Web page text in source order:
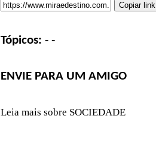
Copiar link
Tópicos: - -
ENVIE PARA UM AMIGO
Leia mais sobre SOCIEDADE